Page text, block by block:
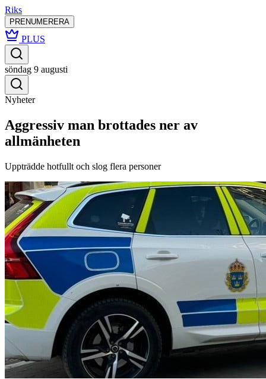
Riks
PRENUMERERA
PLUS
söndag 9 augusti
Nyheter
Aggressiv man brottades ner av
allmänheten
Uppträdde hotfullt och slog flera personer